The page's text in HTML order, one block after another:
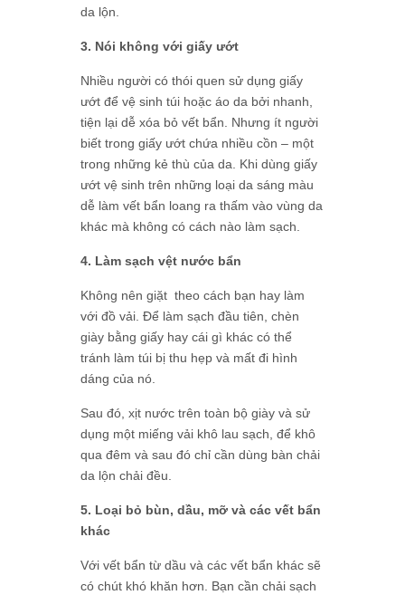
da lộn.
3. Nói không với giấy ướt
Nhiều người có thói quen sử dụng giấy
ướt để vệ sinh túi hoặc áo da bởi nhanh,
tiện lại dễ xóa bỏ vết bẩn. Nhưng ít người
biết trong giấy ướt chứa nhiều cồn – một
trong những kẻ thù của da. Khi dùng giấy
ướt vệ sinh trên những loại da sáng màu
dễ làm vết bẩn loang ra thấm vào vùng da
khác mà không có cách nào làm sạch.
4. Làm sạch vệt nước bẩn
Không nên giặt theo cách bạn hay làm
với đồ vải. Để làm sạch đầu tiên, chèn
giày bằng giấy hay cái gì khác có thể
tránh làm túi bị thu hẹp và mất đi hình
dáng của nó.
Sau đó, xịt nước trên toàn bộ giày và sử
dụng một miếng vải khô lau sạch, để khô
qua đêm và sau đó chỉ cần dùng bàn chải
da lộn chải đều.
5. Loại bỏ bùn, dầu, mỡ và các vết bẩn
khác
Với vết bẩn từ dầu và các vết bẩn khác sẽ
có chút khó khăn hơn. Bạn cần chải sạch